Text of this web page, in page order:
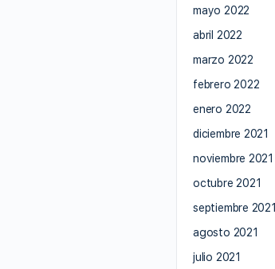
mayo 2022
abril 2022
marzo 2022
febrero 2022
enero 2022
diciembre 2021
noviembre 2021
octubre 2021
septiembre 2021
agosto 2021
julio 2021